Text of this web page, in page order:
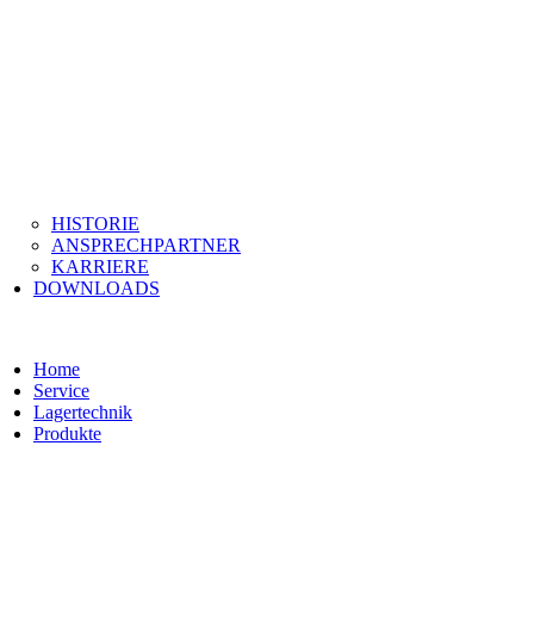
HISTORIE
ANSPRECHPARTNER
KARRIERE
DOWNLOADS
Home
Service
Lagertechnik
Produkte